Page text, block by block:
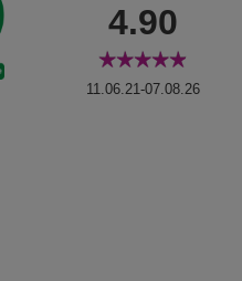
4.90
11.06.21-07.08.26